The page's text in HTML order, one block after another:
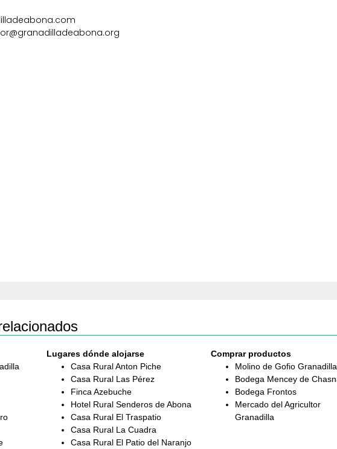
Lugares dónde alojarse
Casa Rural Anton Piche
Casa Rural Las Pérez
Finca Azebuche
Hotel Rural Senderos de Abona
Casa Rural El Traspatio
Casa Rural La Cuadra
Casa Rural El Patio del Naranjo
Comprar productos
Molino de Gofio Granadilla
Bodega Mencey de
Bodega Frontos
Mercado del Agricultor
Granadilla